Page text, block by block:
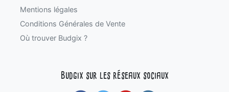
Mentions légales
Conditions Générales de Vente
Où trouver Budgix ?
Budgix sur les réseaux sociaux